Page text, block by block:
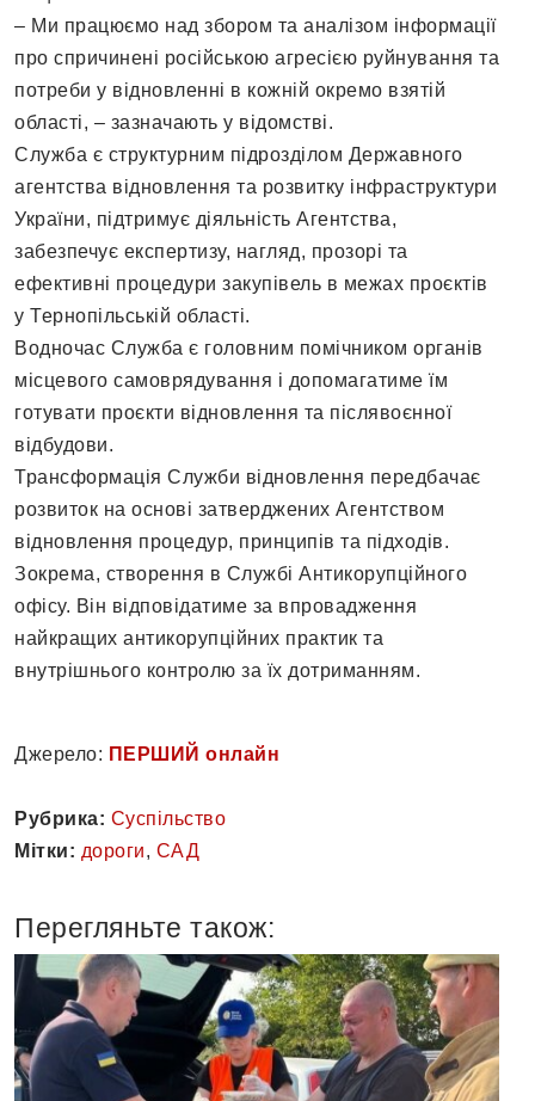
– Ми працюємо над збором та аналізом інформації
про спричинені російською агресією руйнування та
потреби у відновленні в кожній окремо взятій
області, – зазначають у відомстві.
Служба є структурним підрозділом Державного
агентства відновлення та розвитку інфраструктури
України, підтримує діяльність Агентства,
забезпечує експертизу, нагляд, прозорі та
ефективні процедури закупівель в межах проєктів
у Тернопільській області.
Водночас Служба є головним помічником органів
місцевого самоврядування і допомагатиме їм
готувати проєкти відновлення та післявоєнної
відбудови.
Трансформація Служби відновлення передбачає
розвиток на основі затверджених Агентством
відновлення процедур, принципів та підходів.
Зокрема, створення в Службі Антикорупційного
офісу. Він відповідатиме за впровадження
найкращих антикорупційних практик та
внутрішнього контролю за їх дотриманням.
Джерело: ПЕРШИЙ онлайн
Рубрика: Суспільство
Мітки: дороги, САД
Перегляньте також: